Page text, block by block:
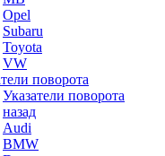
Opel
Subaru
Toyota
VW
поворота
Указатели поворота
назад
Audi
BMW